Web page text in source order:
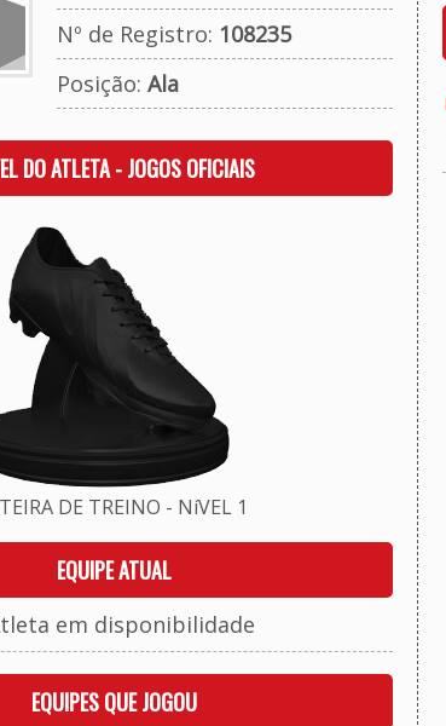
Nº de Registro: 108235
Posição: Ala
DO ATLETA - JOGOS OFICIAIS
DE TREINO - NíVEL 1
EQUIPE ATUAL
em disponibilidade
EQUIPES QUE JOGOU